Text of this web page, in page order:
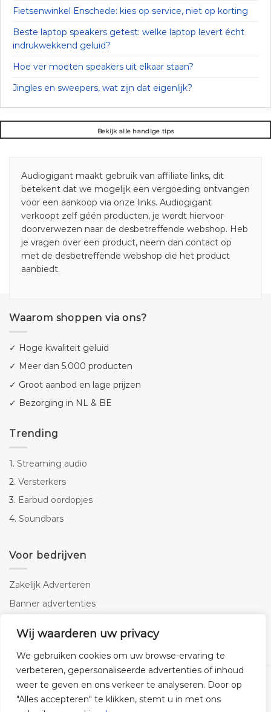
Wij waarderen uw privacy
We gebruiken cookies om uw browse-ervaring te
verbeteren, gepersonaliseerde advertenties of inhoud
weer te geven en ons verkeer te analyseren. Door op
"Alles accepteren" te klikken, stemt u in met ons
Fietsenwinkel Enschede: kies op service, niet op korting
Beste laptop speakers getest: welke laptop levert écht
indrukwekkend geluid?
Hoe ver moeten speakers uit elkaar staan?
Jingles en sweepers, wat zijn dat eigenlijk?
Bekijk alle handige tips
Audiogigant maakt gebruik van affiliate links, dit
betekent dat we mogelijk een vergoeding ontvangen
voor een aankoop via onze links. Audiogigant
verkoopt zelf géén producten, je wordt hiervoor
doorverwezen naar de desbetreffende webshop. Heb
je vragen over een product, neem dan contact op
met de desbetreffende webshop die het product
aanbiedt.
Waarom shoppen via ons?
✓ Hoge kwaliteit geluid
✓ Meer dan 5.000 producten
✓ Groot aanbod en lage prijzen
✓ Bezorging in NL & BE
Trending
1. Streaming audio
2. Versterkers
3. Earbud oordopjes
4. Soundbars
Voor bedrijven
Zakelijk Adverteren
Banner advertenties
SEO copywriting